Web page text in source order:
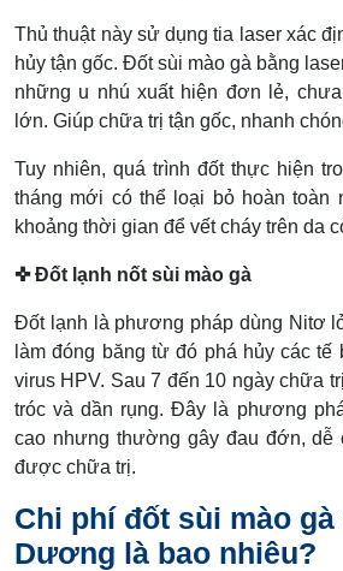
Thủ thuật này sử dụng tia laser xác
hủy tận gốc. Đốt sùi mào gà bằng
những u nhú xuất hiện đơn lẻ,
lớn. Giúp chữa trị tận gốc, nhanh
Tuy nhiên, quá trình đốt thực hiện
tháng mới có thể loại bỏ hoàn toàn
khoảng thời gian để vết cháy trên da
✜ Đốt lạnh nốt sùi mào gà
Đốt lạnh là phương pháp dùng Nitơ
làm đóng băng từ đó phá hủy các
virus HPV. Sau 7 đến 10 ngày chữa
tróc và dần rụng. Đây là phương
cao nhưng thường gây đau đớn, dễ
được chữa trị.
Chi phí đốt sùi mào gà
Dương là bao nhiêu?